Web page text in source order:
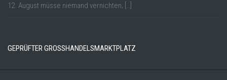
12. August müsse niemand vernichten; […]
GEPRÜFTER GROSSHANDELSMARKTPLATZ